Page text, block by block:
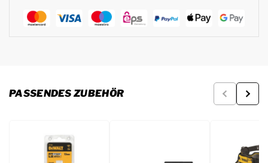
PASSENDES ZUBEHÖR